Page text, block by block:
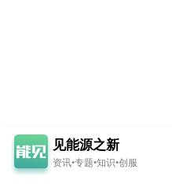
见能源之新
资讯•专题•知识•创服